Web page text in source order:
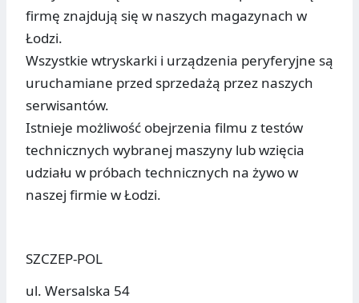
firmę znajdują się w naszych magazynach w
Łodzi.
Wszystkie wtryskarki i urządzenia peryferyjne są
uruchamiane przed sprzedażą przez naszych
serwisantów.
Istnieje możliwość obejrzenia filmu z testów
technicznych wybranej maszyny lub wzięcia
udziału w próbach technicznych na żywo w
naszej firmie w Łodzi.
SZCZEP-POL
ul. Wersalska 54